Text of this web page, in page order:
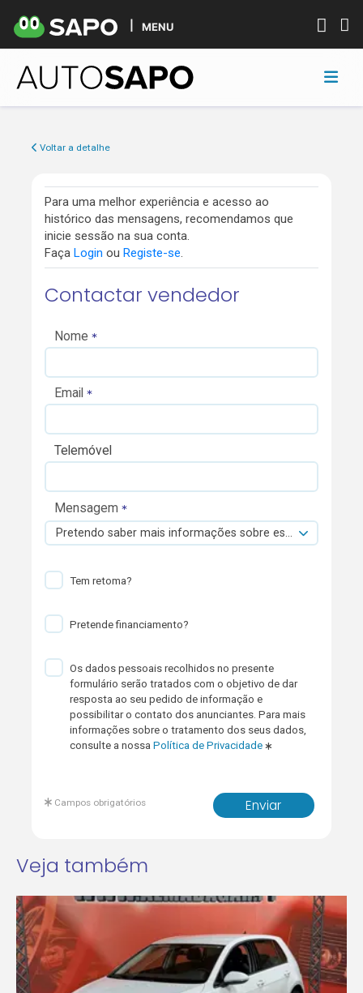
MENU
Voltar a detalhe
Para uma melhor experiência e acesso ao
histórico das mensagens, recomendamos que
inicie sessão na sua conta.
Faça Login ou Registe-se.
Contactar vendedor
Nome
Email
Telemóvel
Mensagem
Pretendo saber mais informações sobre esta viatura.
Tem retoma?
Pretende financiamento?
Os dados pessoais recolhidos no presente
formulário serão tratados com o objetivo de dar
resposta ao seu pedido de informação e
possibilitar o contato dos anunciantes. Para mais
informações sobre o tratamento dos seus dados,
consulte a nossaPolítica de Privacidade
Enviar
Campos obrigatórios
Veja também